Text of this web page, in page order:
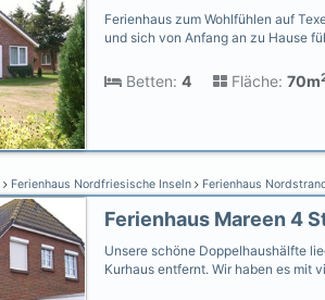
Ferienhaus zum Wohlfühlen auf
und sich von Anfang an zu Hause
Betten: 4 Fläche: 70m
Ferienhaus Nordfriesische Inseln Ferienhaus
Ferienhaus Mareen 4
Unsere schöne Doppelhaushälfte
Kurhaus entfernt. Wir haben es mit